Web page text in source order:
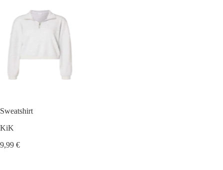
Sweatshirt
KiK
9,99 €